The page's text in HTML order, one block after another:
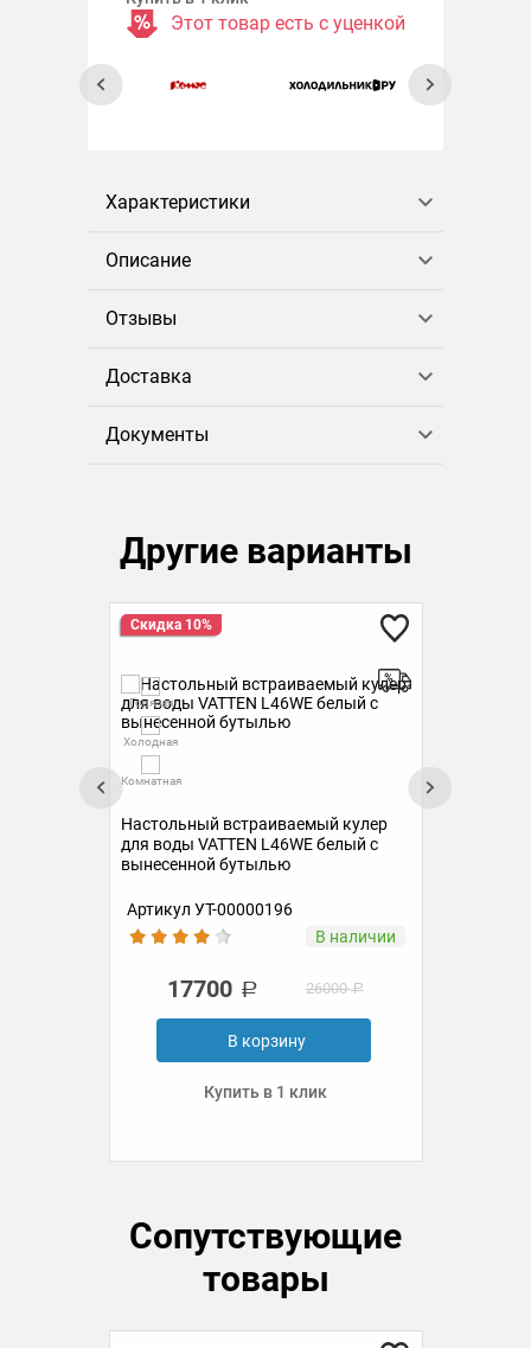
Этот товар есть с уценкой
Характеристики
Описание
Отзывы
Доставка
Документы
Другие варианты
Скидка 10%
Горячая
Холодная
Комнатная
Настольный встраиваемый кулер
для воды VATTEN L46WE белый с
вынесенной бутылью
Артикул УТ-00000196
В наличии
17700 26000
В корзину
Купить в 1 клик
Сопутствующие
товары